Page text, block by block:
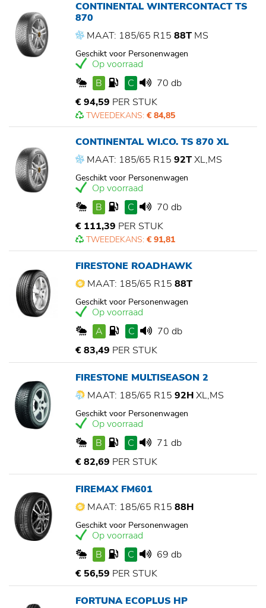
CONTINENTAL WINTERCONTACT TS
870
MAAT: 185/65 R15 88T MS
Geschikt voor Personenwagen
Op voorraad
B
C
70 db
€ 94,59 PER STUK
TWEEDEKANS: € 84,85
CONTINENTAL WI.CO. TS 870 XL
MAAT: 185/65 R15 92TXL,MS
Geschikt voor Personenwagen
Op voorraad
B
C
70 db
€ 111,39 PER STUK
TWEEDEKANS: € 91,81
FIRESTONE ROADHAWK
MAAT: 185/65 R15 88T
Geschikt voor Personenwagen
Op voorraad
A
C
70 db
€ 83,49 PER STUK
FIRESTONE MULTISEASON 2
MAAT: 185/65 R15 92HXL,MS
Geschikt voor Personenwagen
Op voorraad
B
C
71 db
€ 82,69 PER STUK
FIREMAX FM601
MAAT: 185/65 R15 88H
Geschikt voor Personenwagen
Op voorraad
B
C
69 db
€ 56,59 PER STUK
FORTUNA ECOPLUS HP